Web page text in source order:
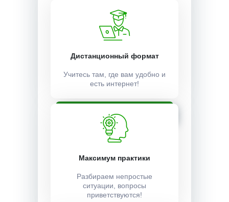
Учебный план:
Получить
Стоимость:
15000 ₽
Дистанционный формат
Учитесь там, где вам удобно и
есть интернет!
Максимум практики
Разбираем непростые
ситуации, вопросы
приветствуются!